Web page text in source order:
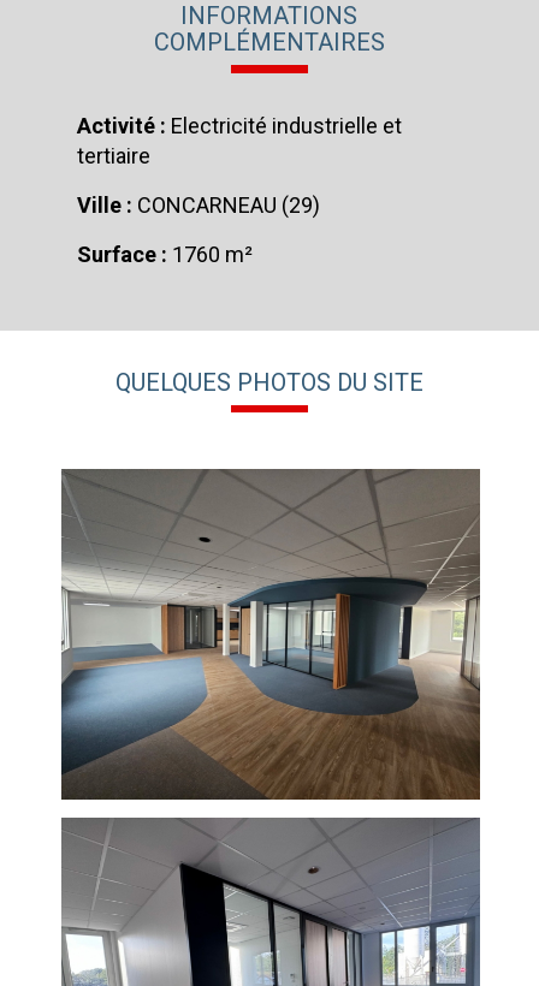
INFORMATIONS
COMPLÉMENTAIRES
Activité : Electricité industrielle et
tertiaire
Ville : CONCARNEAU (29)
Surface : 1760 m²
QUELQUES PHOTOS DU SITE